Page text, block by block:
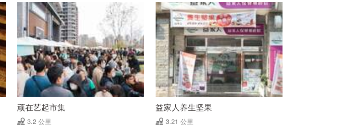
顽在艺起市集
3.2 公里
益家人养生坚果
3.21 公里